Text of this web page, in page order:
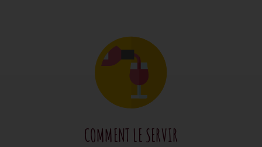
COMMENT LE SERVIR